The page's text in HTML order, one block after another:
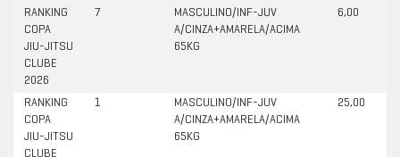
RANKING
COPA
JIU-JITSU
CLUBE
2026
7
MASCULINO/INF-JUV
A/CINZA+AMARELA/ACIMA
65KG
6,00
RANKING
COPA
JIU-JITSU
CLUBE
1
MASCULINO/INF-JUV
A/CINZA+AMARELA/ACIMA
65KG
25,00